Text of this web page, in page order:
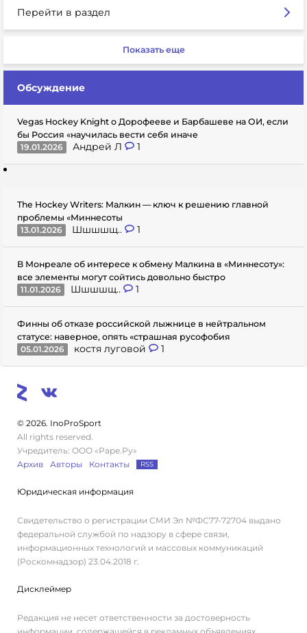
Перейти в раздел
Показать еще
Обсуждение
Vegas Hockey Knight о Дорофееве и Барбашеве на ОИ, если
бы Россия «научилась вести себя иначе
19.01.2026
Андрей Л 1
The Hockey Writers: Малкин — ключ к решению главной
проблемы «Миннесоты
13.01.2026
Шшшшщ.. 1
В Монреале об интересе к обмену Малкина в «Миннесоту»:
все элементы могут сойтись довольно быстро
11.01.2026
Шшшшщ.. 1
Финны об отказе российской лыжнице в нейтральном
статусе: наверное, опять «страшная русофобия
05.01.2026
костя луговой 1
© 2026. InoProSport
All rights reserved.
Учредитель: ООО «Раре.Ру»
Архив
Авторы Контакты RSS
Юридическая информация
Свидетельство о регистрации СМИ Эл №ФС77-72704 выдано
федеральной службой по надзору в сфере связи,
информационных технологий и массовых коммуникаций
(Роскомнадзор) 23.04.2018 г.
Дисклеймер
Редакция не несет ответственности за достоверность